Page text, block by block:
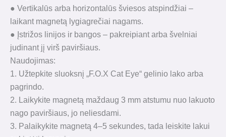
● Vertikalūs arba horizontalūs šviesos atspindžiai –
laikant magnetą lygiagrečiai nagams.
● Įstrižos linijos ir bangos – pakreipiant arba švelniai
judinant jį virš paviršiaus.
Naudojimas:
1. Užtepkite sluoksnį „F.O.X Cat Eye“ gelinio lako arba
pagrindo.
2. Laikykite magnetą maždaug 3 mm atstumu nuo lakuoto
nago paviršiaus, jo neliesdami.
3. Palaikykite magnetą 4–5 sekundes, tada leiskite lakui